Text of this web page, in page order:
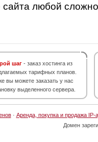
любой
шаг - заказ хостинга из
тарифных планов.
вы можете заказать у нас
выделенного сервера.
· Аренда, покупка и продажа IP-
Домен